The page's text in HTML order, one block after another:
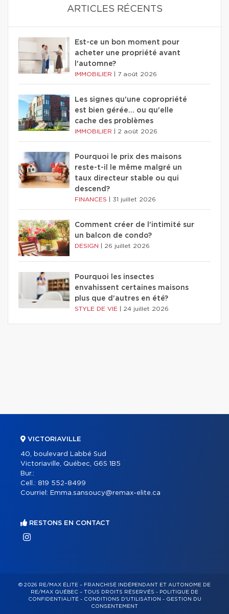
ARTICLES RÉCENTS
Est-ce un bon moment pour
acheter une propriété avant
l'automne?
IMMOBILIER 7 août 2026
Les signes qu'une copropriété
est bien gérée… ou qu'elle
cache des problèmes
IMMOBILIER 2 août 2026
Pourquoi le prix des maisons
reste-t-il le même malgré un
taux directeur stable ou qui
descend?
FINANCES 31 juillet 2026
Comment créer de l'intimité sur
un balcon de condo?
DESIGN 26 juillet 2026
Pourquoi les insectes
envahissent certaines maisons
plus que d'autres en été?
STYLE DE VIE 24 juillet 2026
VICTORIAVILLE
40, boulevard Labbé Sud
Victoriaville, Québec, G6S 1B5
Bur.:
Cell.: 819 552-8499
Courriel: Emma.sansoucy@remax-elite.ca
RESTONS EN CONTACT
© 2026 RE/MAX ÉLITE – FRANCHISÉ INDÉPENDANT ET AUTONOME DE
RE/MAX QUÉBEC – TOUS DROITS RÉSERVÉS - POLITIQUE DE
CONFIDENTIALITÉ- CONDITIONS D'UTILISATION - GESTION DU
CONSENTEMENT